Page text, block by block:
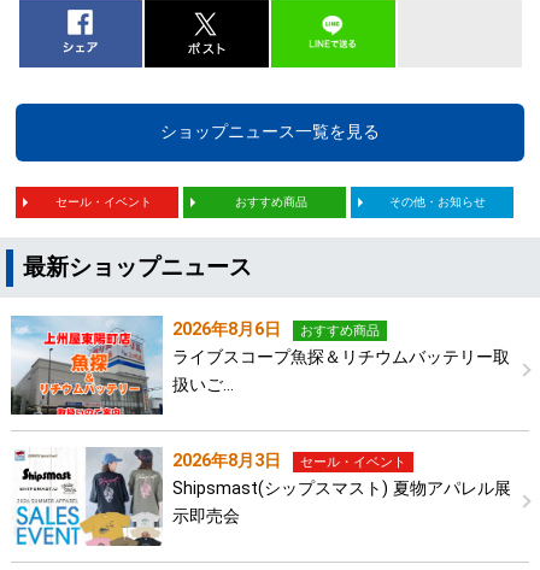
ショップニュース一覧を見る
セール・イベント おすすめ商品 その他・お知らせ
最新ショップニュース
2026年8月6日 おすすめ商品
ライブスコープ魚探＆リチウムバッテリー取
扱いご…
2026年8月3日 セール・イベント
Shipsmast(シップスマスト) 夏物アパレル展
示即売会